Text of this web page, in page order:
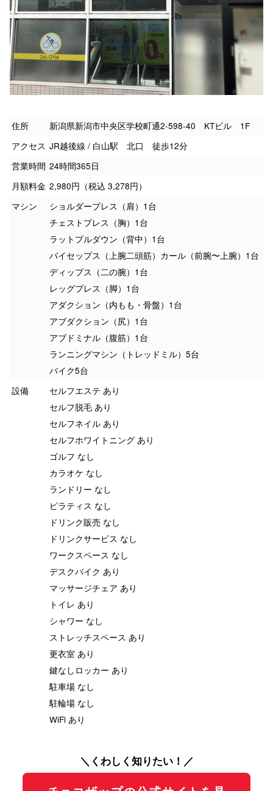
住所
新潟県新潟市中央区学校町通2-598-40 KTビル 1F
アクセス JR越後線 / 白山駅 北口 徒歩12分
営業時間 24時間365日
月額料金 2,980円（税込 3,278円）
マシン
ショルダープレス（肩）1台
チェストプレス（胸）1台
ラットプルダウン（背中）1台
バイセップス（上腕二頭筋）カール（前腕〜上腕）1台
ディップス（二の腕）1台
レッグプレス（脚）1台
アダクション（内もも・骨盤）1台
アブダクション（尻）1台
アブドミナル（腹筋）1台
ランニングマシン（トレッドミル）5台
バイク5台
設備
セルフエステ あり
セルフ脱毛 あり
セルフネイル あり
セルフホワイトニング あり
ゴルフ なし
カラオケ なし
ランドリー なし
ピラティス なし
ドリンク販売 なし
ドリンクサービス なし
ワークスペース なし
デスクバイク あり
マッサージチェア あり
トイレ あり
シャワー なし
ストレッチスペース あり
更衣室 あり
鍵なしロッカー あり
駐車場 なし
駐輪場 なし
WiFi あり
＼くわしく知りたい！／